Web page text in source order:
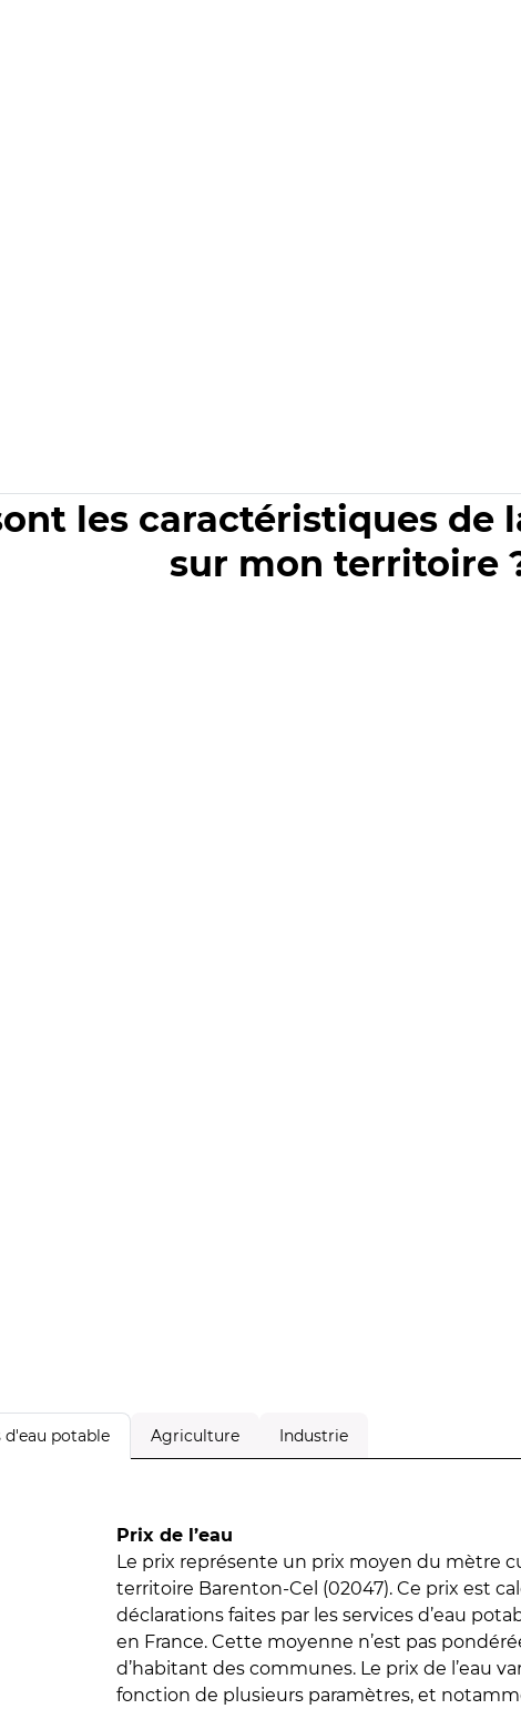
les caractéristiques de
sur mon territoire
d'eau potable Agriculture Industrie
Prix de l’eau
Le prix représente un prix moyen du mètre
territoire Barenton-Cel (02047). Ce prix est
déclarations faites par les services d’eau
en France. Cette moyenne n’est pas
d’habitant des communes. Le prix de l’eau
fonction de plusieurs paramètres, et